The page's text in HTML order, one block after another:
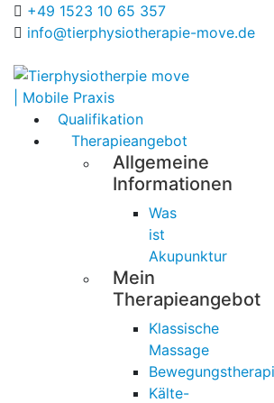
+49 1523 10 65 357
info@tierphysiotherapie-move.de
Qualifikation
Therapieangebot
Allgemeine
Informationen
Was
ist
Akupunktur
Mein
Therapieangebot
Klassische
Massage
Kälte-